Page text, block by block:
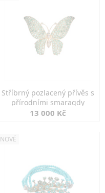
Stříbrný pozlacený přívěs s
přírodními smaragdy
13 000 Kč
NOVÉ